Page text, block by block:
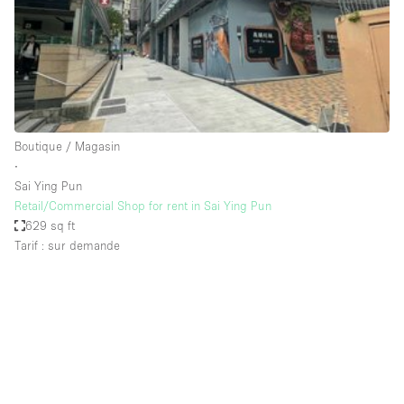
Espace Epuré / Minimaliste
Exposition Véhicules
Internet
Jardin
Licence Alcool
Mobilier
Parking Privé
Boutique / Magasin
∙
Sai Ying Pun
Retail/Commercial Shop for rent in Sai Ying Pun
629 sq ft
Tarif : sur demande